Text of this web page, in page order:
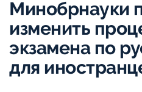
Минобрнауки
изменить
экзамена по
для